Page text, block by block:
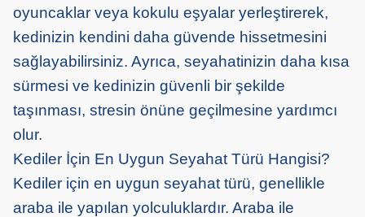
oyuncaklar veya kokulu eşyalar yerleştirerek,
kedinizin kendini daha güvende hissetmesini
sağlayabilirsiniz. Ayrıca, seyahatinizin daha kısa
sürmesi ve kedinizin güvenli bir şekilde
taşınması, stresin önüne geçilmesine yardımcı
olur.
Kediler İçin En Uygun Seyahat Türü Hangisi?
Kediler için en uygun seyahat türü, genellikle
araba ile yapılan yolculuklardır. Araba ile